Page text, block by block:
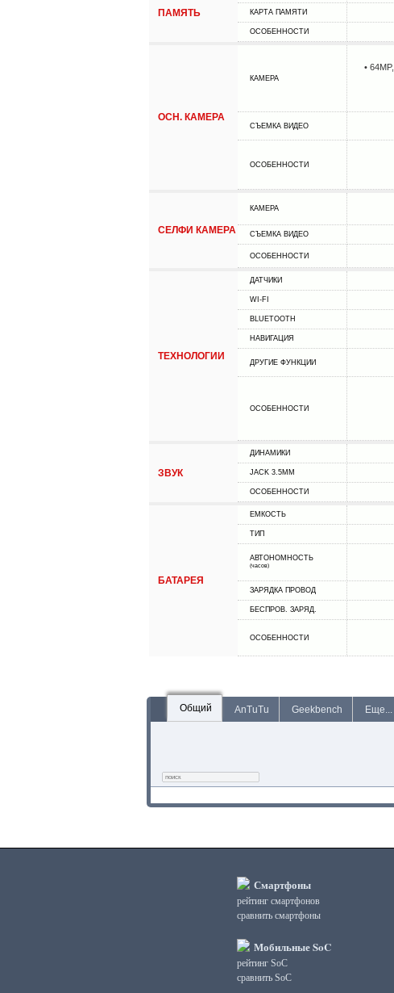
ПАМЯТЬ КАРТА ПАМЯТИ
ОСОБЕННОСТИ
ОСН. КАМЕРА
КАМЕРА
•
СЪЕМКА ВИДЕО
ОСОБЕННОСТИ
СЕЛФИ КАМЕРА
КАМЕРА
СЪЕМКА ВИДЕО
ОСОБЕННОСТИ
ТЕХНОЛОГИИ
ДАТЧИКИ
WI-FI
BLUETOOTH
НАВИГАЦИЯ
ДРУГИЕ ФУНКЦИИ
ОСОБЕННОСТИ
ЗВУК
ДИНАМИКИ
JACK 3.5MM
ОСОБЕННОСТИ
БАТАРЕЯ
ЕМКОСТЬ
ТИП
АВТОНОМНОСТЬ
(часов)
ЗАРЯДКА ПРОВОД
БЕСПРОВ. ЗАРЯД.
ОСОБЕННОСТИ
Общий AnTuTu Geekbench Еще...
Смартфоны
рейтинг смартфонов
сравнить смартфоны
Мобильные SoC
рейтинг SoC
сравнить SoC